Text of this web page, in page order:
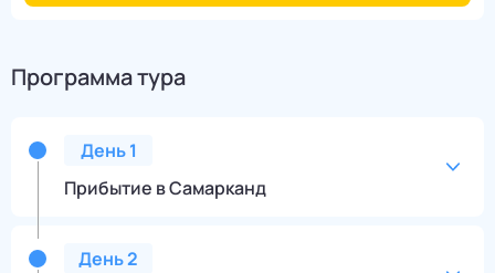
Программа тура
День1
Прибытие в Самарканд
День2